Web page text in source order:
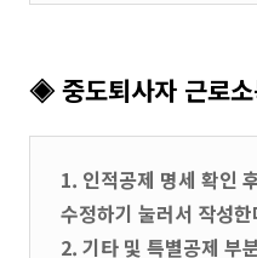
◈ 중도퇴사자 근로
1. 인적공제 명세 확인
수정하기 눌러서 작성
2. 기타 및 특별공제 부